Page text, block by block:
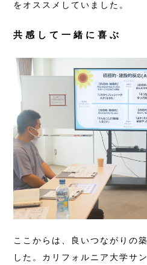
をオススメしていました。
共感して一緒に喜ぶ
ここからは、良いつながりの
した。カリフォルニア大学サ